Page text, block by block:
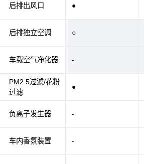
后排出风口
后排独立空调
车载空气净化器
PM2.5过滤/花粉
过滤
负离子发生器
车内香氛装置
●
○
-
●
-
-